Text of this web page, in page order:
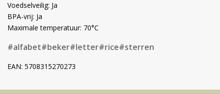
Voedselveilig: Ja
BPA-vrij: Ja
Maximale temperatuur: 70°C
#alfabet#beker#letter#rice#sterren
EAN: 5708315270273
Volg ons op social media